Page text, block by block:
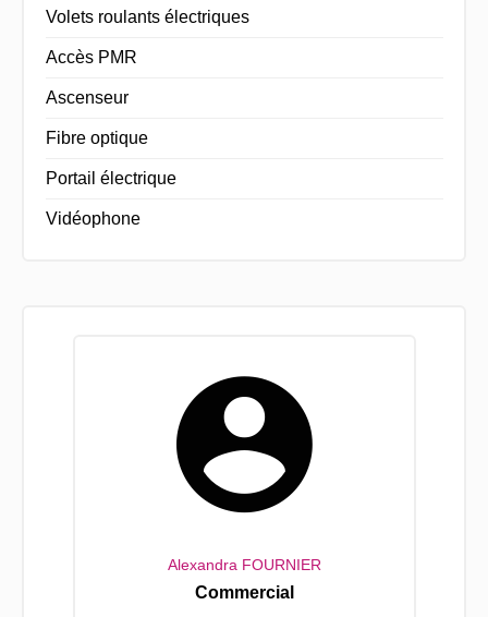
Volets roulants électriques
Accès PMR
Ascenseur
Fibre optique
Portail électrique
Vidéophone
Alexandra FOURNIER
Commercial